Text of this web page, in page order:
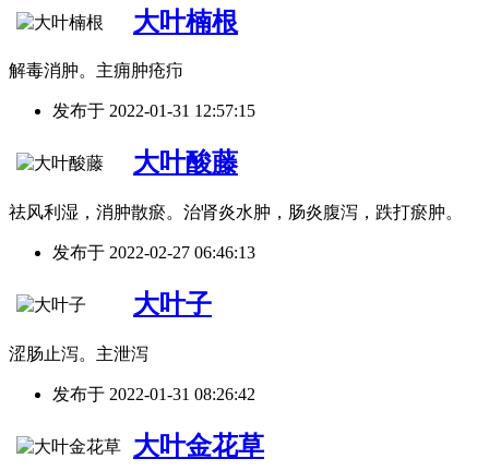
大叶楠根
解毒消肿。主痈肿疮疖
发布于 2022-01-31 12:57:15
大叶酸藤
祛风利湿，消肿散瘀。治肾炎水肿，肠炎腹泻，跌打瘀肿。
发布于 2022-02-27 06:46:13
大叶子
涩肠止泻。主泄泻
发布于 2022-01-31 08:26:42
大叶金花草